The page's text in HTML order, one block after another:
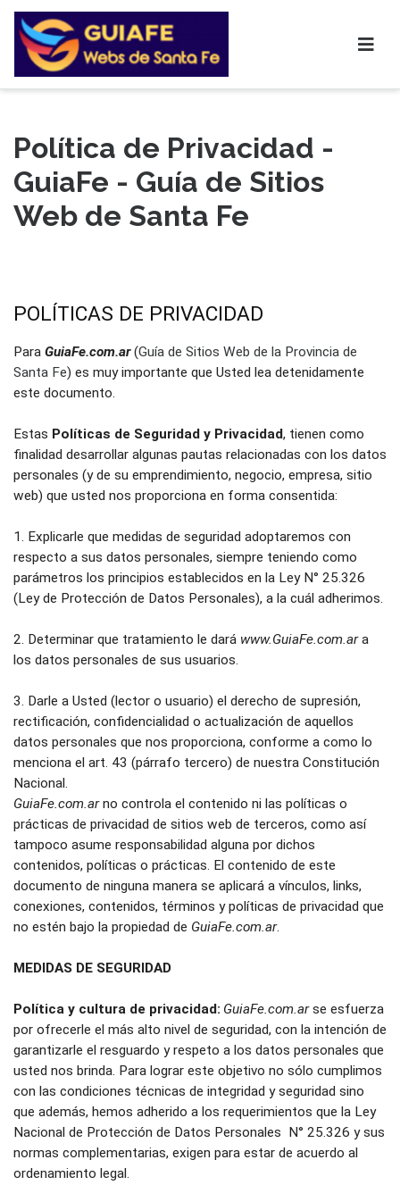
Política de Privacidad -
GuiaFe - Guía de Sitios
Web de Santa Fe
POLÍTICAS DE PRIVACIDAD
Para GuiaFe.com.ar (Guía de Sitios Web de la Provincia de
Santa Fe) es muy importante que Usted lea detenidamente
este documento.
Estas Políticas de Seguridad y Privacidad, tienen como
finalidad desarrollar algunas pautas relacionadas con los datos
personales (y de su emprendimiento, negocio, empresa, sitio
web) que usted nos proporciona en forma consentida:
1. Explicarle que medidas de seguridad adoptaremos con
respecto a sus datos personales, siempre teniendo como
parámetros los principios establecidos en la Ley N° 25.326
(Ley de Protección de Datos Personales), a la cuál adherimos.
2. Determinar que tratamiento le dará www.GuiaFe.com.ar a
los datos personales de sus usuarios.
3. Darle a Usted (lector o usuario) el derecho de supresión,
rectificación, confidencialidad o actualización de aquellos
datos personales que nos proporciona, conforme a como lo
menciona el art. 43 (párrafo tercero) de nuestra Constitución
Nacional.
GuiaFe.com.ar no controla el contenido ni las políticas o
prácticas de privacidad de sitios web de terceros, como así
tampoco asume responsabilidad alguna por dichos
contenidos, políticas o prácticas. El contenido de este
documento de ninguna manera se aplicará a vínculos, links,
conexiones, contenidos, términos y políticas de privacidad que
no estén bajo la propiedad de GuiaFe.com.ar.
MEDIDAS DE SEGURIDAD
Política y cultura de privacidad: GuiaFe.com.ar se esfuerza
por ofrecerle el más alto nivel de seguridad, con la intención de
garantizarle el resguardo y respeto a los datos personales que
usted nos brinda. Para lograr este objetivo no sólo cumplimos
con las condiciones técnicas de integridad y seguridad sino
que además, hemos adherido a los requerimientos que la Ley
Nacional de Protección de Datos Personales  N° 25.326 y sus
normas complementarias, exigen para estar de acuerdo al
ordenamiento legal.